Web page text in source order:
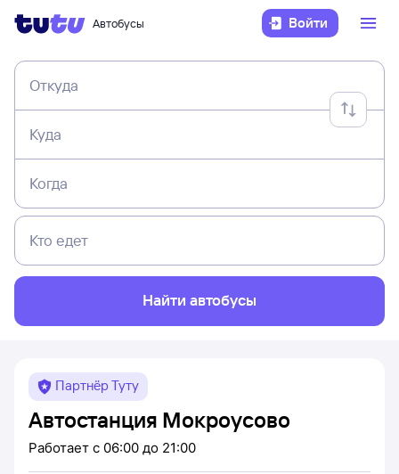
Автобусы Войти
Откуда
Куда
Когда
Кто едет
Найти автобусы
Партнёр Туту
Автостанция Мокроусово
Работает с 06:00 до 21:00